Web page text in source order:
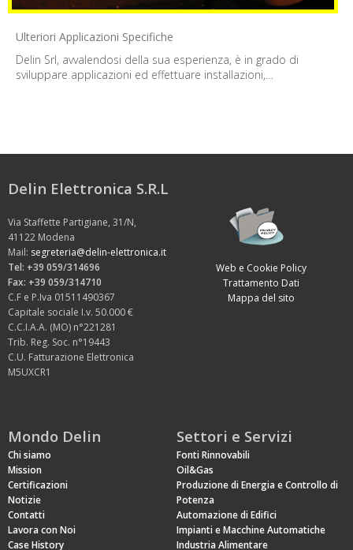
Ulteriori Applicazioni Specifiche
Delin Srl, avvalendosi della sua esperienza, è in grado di
sviluppare applicazioni ed effettuare installazioni,…
Delin Elettronica S.R.L
Via Staffette Partigiane, 31/N,
41122 Modena
Mail: segreteria@delin-elettronica.it
Tel: +39 059/314696
Fax: +39 059/314710
C.F e P.Iva 01511490367
Capitale sociale I.v. 50.000 €
C.C.I.A.A. (MO) n°221281
Trib. Reg. Soc. n°19443
C.U. Fatturazione Elettronica
M5UXCR1
Web e Cookie Policy
Trattamento Dati
Mappa del sito
Mondo Delin
Chi siamo
Mission
Certificazioni
Notizie
Contatti
Lavora con Noi
Case History
Settori e Servizi
Fonti Rinnovabili
Oil&Gas
Produzione di Energia e Controllo di
Potenza
Automazione di Edifici
Impianti e Macchine Automatiche
Industria Alimentare